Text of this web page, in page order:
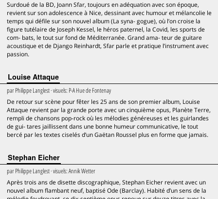
Surdoué de la BD, Joann Sfar, toujours en adéquation avec son époque,
revient sur son adolescence à Nice, dessinant avec humour et mélancolie le
temps qui défile sur son nouvel album (La syna- gogue), où l’on croise la
figure tutélaire de Joseph Kessel, le héros paternel, la Covid, les sports de
com- bats, le tout sur fond de Méditerranée. Grand ama- teur de guitare
acoustique et de Django Reinhardt, Sfar parle et pratique l’instrument avec
passion.
Louise Attaque
parPhilippe Langlest· visuels: P-A Hue de Fontenay
De retour sur scène pour fêter les 25 ans de son premier album, Louise
Attaque revient par la grande porte avec un cinquième opus, Planète Terre,
rempli de chansons pop-rock où les mélodies généreuses et les guirlandes
de gui- tares jaillissent dans une bonne humeur communicative, le tout
bercé par les textes ciselés d’un Gaëtan Roussel plus en forme que jamais.
Stephan Eicher
parPhilippe Langlest· visuels:Annik Wetter
Après trois ans de disette discographique, Stephan Eicher revient avec un
nouvel album flambant neuf, baptisé Ode (Barclay). Habité d’un sens de la